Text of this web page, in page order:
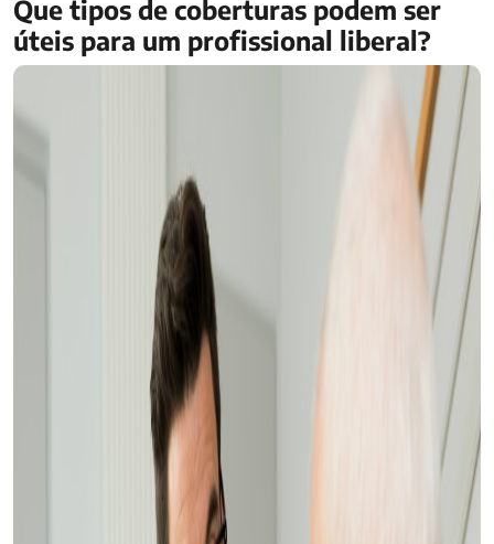
Que tipos de coberturas podem ser
úteis para um profissional liberal?